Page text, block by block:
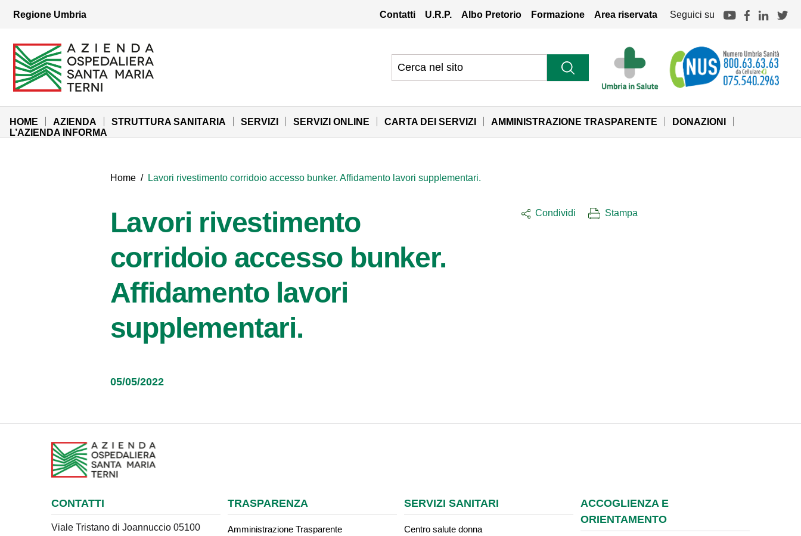
Vai al menu di navigazione
Regione Umbria Contatti U.R.P. Albo Pretorio Formazione Area riservata Seguici su
Azienda Ospedaliera Santa Maria di Terni
Sito Istituzionale
HOME AZIENDA STRUTTURA SANITARIA SERVIZI SERVIZI ONLINE CARTA DEI SERVIZI AMMINISTRAZIONE TRASPARENTE
DONAZIONI
L’AZIENDA INFORMA
Home / Lavori rivestimento corridoio accesso bunker. Affidamento lavori supplementari.
Lavori rivestimento
corridoio accesso bunker.
Affidamento lavori
supplementari.
05/05/2022
Condividi Stampa
CONTATTI
Viale Tristano di Joannuccio 05100
TRASPARENZA
Amministrazione Trasparente
SERVIZI SANITARI
Centro salute donna
ACCOGLIENZA E
ORIENTAMENTO